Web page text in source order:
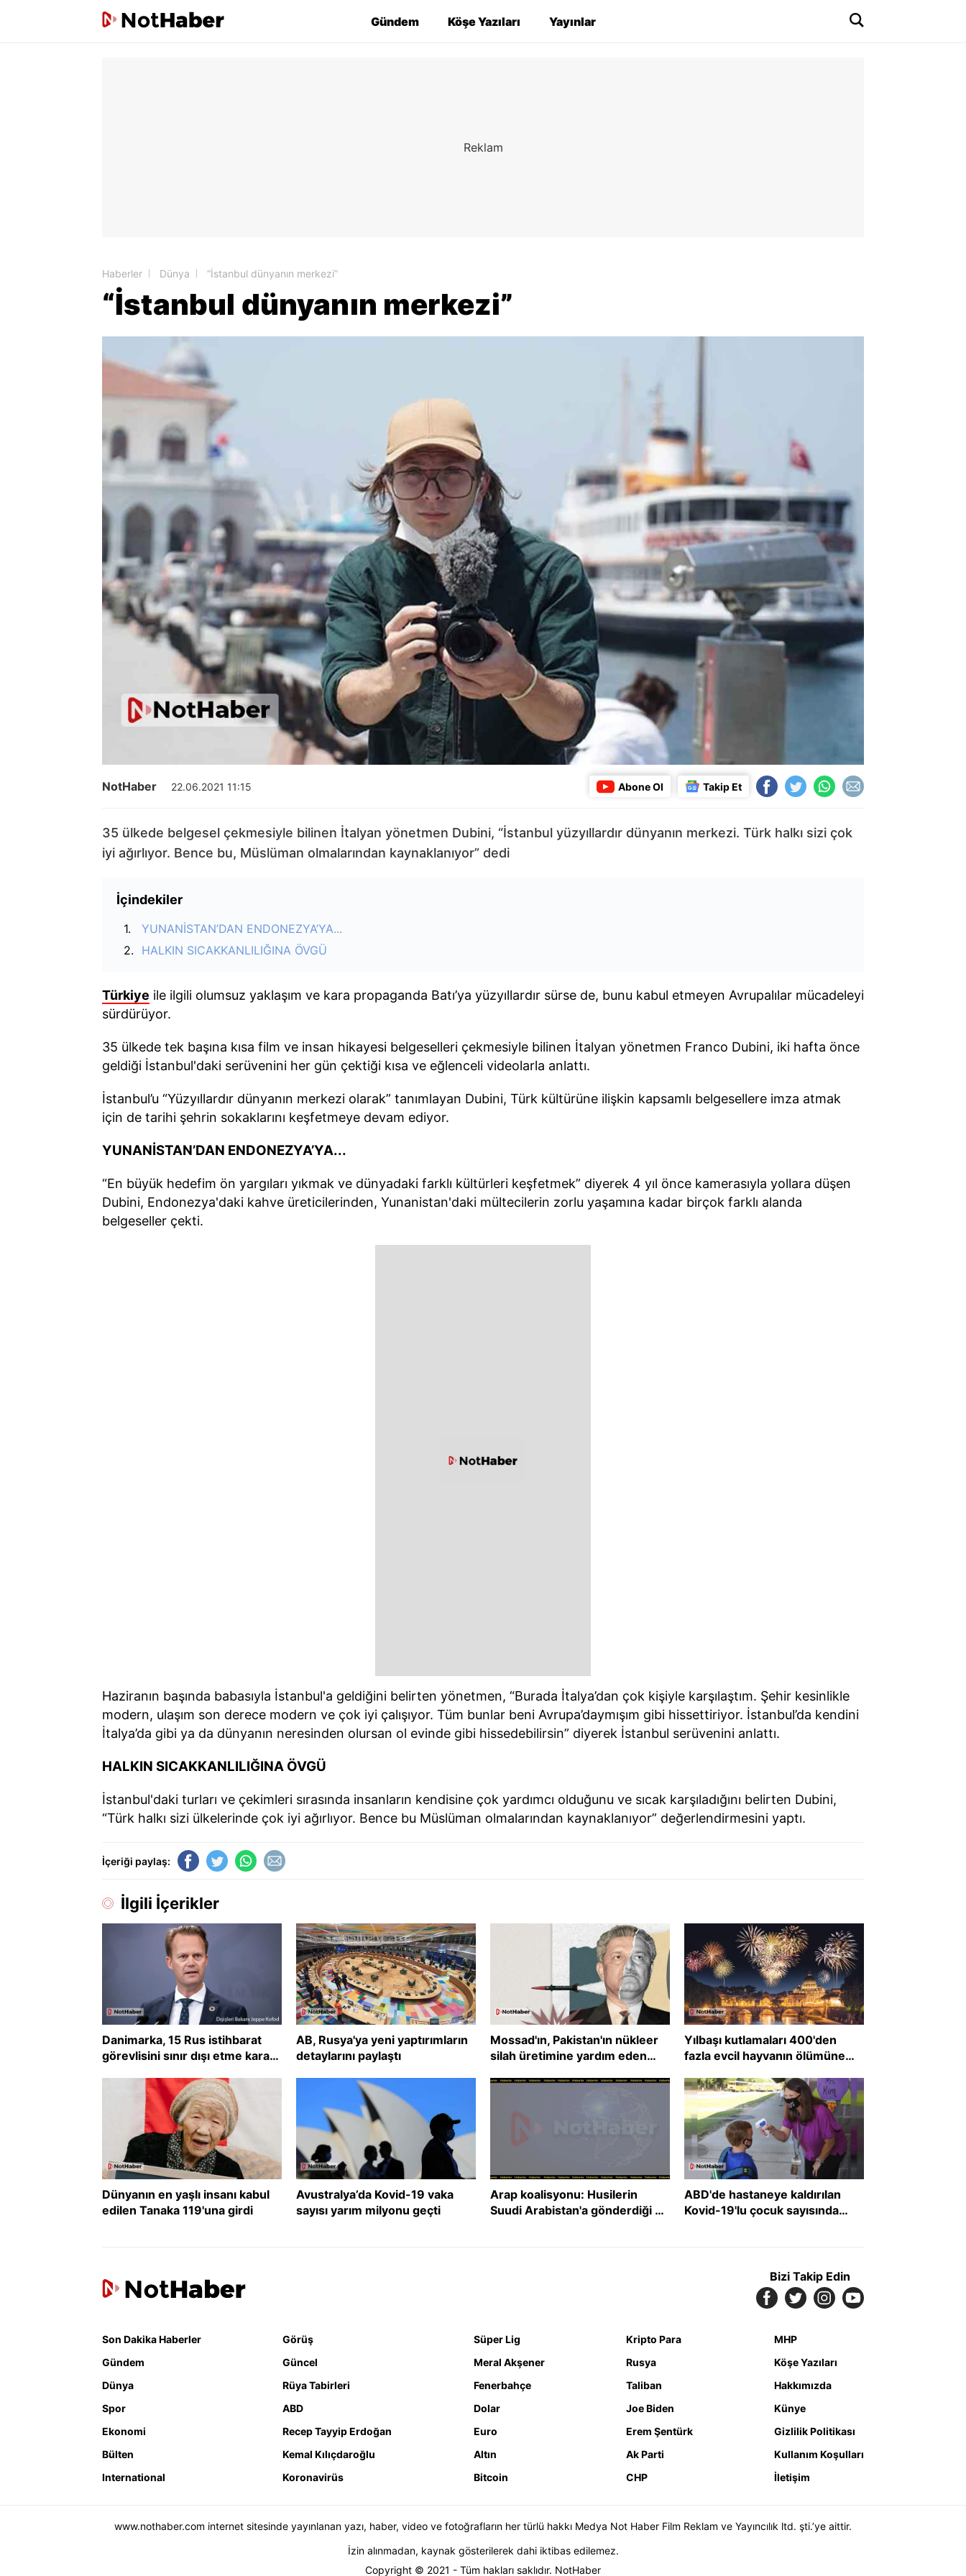
Gündem Köşe Yazıları Yayınlar
Haberler Dünya “İstanbul dünyanın merkezi”
“İstanbul dünyanın merkezi”
NotHaber 22.06.2021 11:15 Abone Ol Takip Et
35 ülkede belgesel çekmesiyle bilinen İtalyan yönetmen Dubini, “İstanbul yüzyıllardır dünyanın merkezi. Türk halkı sizi çok
iyi ağırlıyor. Bence bu, Müslüman olmalarından kaynaklanıyor” dedi
İçindekiler
YUNANİSTAN’DAN ENDONEZYA’YA...
HALKIN SICAKKANLILIĞINA ÖVGÜ
Türkiye ile ilgili olumsuz yaklaşım ve kara propaganda Batı’ya yüzyıllardır sürse de, bunu kabul etmeyen Avrupalılar mücadeleyi
sürdürüyor.
35 ülkede tek başına kısa film ve insan hikayesi belgeselleri çekmesiyle bilinen İtalyan yönetmen Franco Dubini, iki hafta önce
geldiği İstanbul'daki serüvenini her gün çektiği kısa ve eğlenceli videolarla anlattı.
İstanbul’u “Yüzyıllardır dünyanın merkezi olarak” tanımlayan Dubini, Türk kültürüne ilişkin kapsamlı belgesellere imza atmak
için de tarihi şehrin sokaklarını keşfetmeye devam ediyor.
YUNANİSTAN’DAN ENDONEZYA’YA...
“En büyük hedefim ön yargıları yıkmak ve dünyadaki farklı kültürleri keşfetmek” diyerek 4 yıl önce kamerasıyla yollara düşen
Dubini, Endonezya'daki kahve üreticilerinden, Yunanistan'daki mültecilerin zorlu yaşamına kadar birçok farklı alanda
belgeseller çekti.
Haziranın başında babasıyla İstanbul'a geldiğini belirten yönetmen, “Burada İtalya’dan çok kişiyle karşılaştım. Şehir kesinlikle
modern, ulaşım son derece modern ve çok iyi çalışıyor. Tüm bunlar beni Avrupa’daymışım gibi hissettiriyor. İstanbul’da kendini
İtalya’da gibi ya da dünyanın neresinden olursan ol evinde gibi hissedebilirsin” diyerek İstanbul serüvenini anlattı.
HALKIN SICAKKANLILIĞINA ÖVGÜ
İstanbul'daki turları ve çekimleri sırasında insanların kendisine çok yardımcı olduğunu ve sıcak karşıladığını belirten Dubini,
“Türk halkı sizi ülkelerinde çok iyi ağırlıyor. Bence bu Müslüman olmalarından kaynaklanıyor” değerlendirmesini yaptı.
İçeriği paylaş:
İlgili İçerikler
Danimarka, 15 Rus istihbarat
görevlisini sınır dışı etme kararı
AB, Rusya'ya yeni yaptırımların
detaylarını paylaştı
Mossad'ın, Pakistan'ın nükleer
silah üretimine yardım eden
edildi
Yılbaşı kutlamaları 400'den
fazla evcil hayvanın ölümüne
Dünyanın en yaşlı insanı kabul
edilen Tanaka 119'una girdi
Avustralya’da Kovid-19 vaka
sayısı yarım milyonu geçti
Arap koalisyonu: Husilerin
Suudi Arabistan'a gönderdiği 3
ABD'de hastaneye kaldırılan
Kovid-19'lu çocuk sayısında
Bizi Takip Edin
Son Dakika Haberler
Gündem
Dünya
Spor
Ekonomi
Bülten
International
Görüş
Güncel
Rüya Tabirleri
ABD
Recep Tayyip Erdoğan
Kemal Kılıçdaroğlu
Koronavirüs
Süper Lig
Meral Akşener
Fenerbahçe
Dolar
Euro
Altın
Bitcoin
Kripto Para
Rusya
Taliban
Joe Biden
Erem Şentürk
Ak Parti
CHP
MHP
Köşe Yazıları
Hakkımızda
Künye
Gizlilik Politikası
Kullanım Koşulları
İletişim
www.nothaber.com internet sitesinde yayınlanan yazı, haber, video ve fotoğrafların her türlü hakkı Medya Not Haber Film Reklam ve Yayıncılık ltd. şti.’ye aittir.
İzin alınmadan, kaynak gösterilerek dahi iktibas edilemez.
Copyright © 2021 - Tüm hakları saklıdır. NotHaber